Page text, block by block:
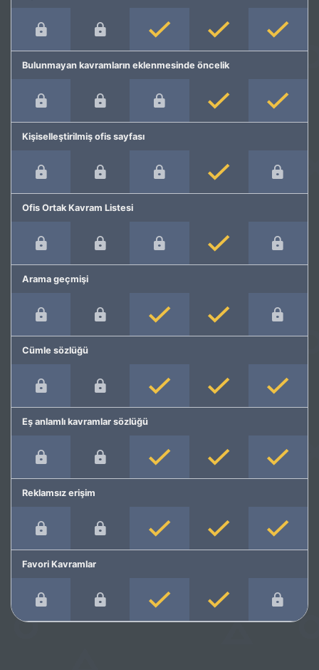
Bulunmayan kavramların eklenmesinde öncelik
Kişiselleştirilmiş ofis sayfası
Ofis Ortak Kavram Listesi
Arama geçmişi
Cümle sözlüğü
Eş anlamlı kavramlar sözlüğü
Reklamsız erişim
Favori Kavramlar